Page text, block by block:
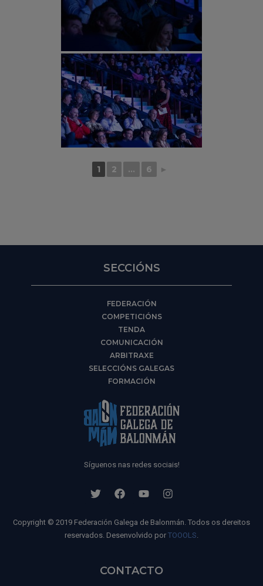
1 2 ... 6 ►
SECCIÓNS
FEDERACIÓN
COMPETICIÓNS
TENDA
COMUNICACIÓN
ARBITRAXE
SELECCIÓNS GALEGAS
FORMACIÓN
Síguenos nas redes sociais!
Copyright © 2019 Federación Galega de Balonmán. Todos os dereitos
reservados. Desenvolvido por TOOOLS
CONTACTO